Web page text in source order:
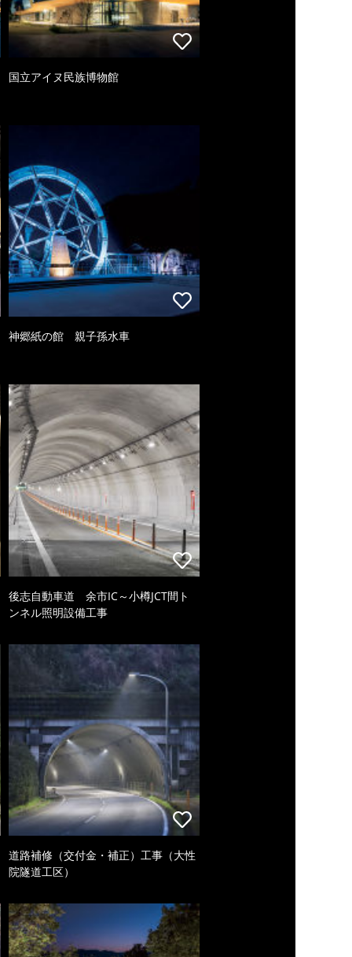
国立アイヌ民族博物館
神郷紙の館 親子孫水車
後志自動車道 余市IC～小樽JCT間ト
ンネル照明設備工事
道路補修（交付金・補正）工事（大性
院隧道工区）